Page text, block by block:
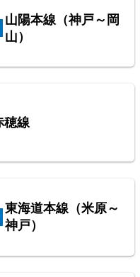
屋の苦労
山陽本線（神戸～岡
山）
穂線
東海道本線（米原～
神戸）